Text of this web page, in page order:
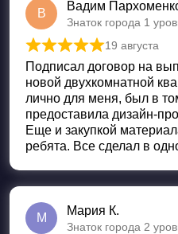
В
Вадим
Знаток города 1
Оценка5 из 5
19 августа
Подписал договор на
новой двухкомнатной
лично для меня, был в
предоставила дизайн-
Еще и закупкой
ребята. Все сделал в
М
Мария К.
Знаток города 2